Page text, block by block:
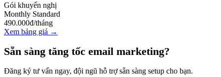
Gói khuyến nghị
Monthly Standard
490.000đ/tháng
Xem bảng giá →
Sẵn sàng tăng tốc email marketing?
Đăng ký tư vấn ngay, đội ngũ hỗ trợ sẵn sàng setup cho bạn.